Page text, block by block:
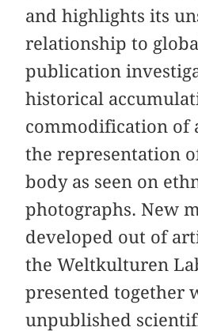
and highlights its
relationship to
publication
historical
commodification of
the representation
body as seen on
photographs. New
developed out of
the Weltkulturen
presented together
unpublished